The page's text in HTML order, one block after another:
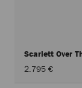
Scarlett Over
2.795 €